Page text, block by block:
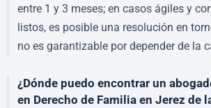
entre 1 y 3 meses; en casos ágiles y
listos, es posible una resolución en
no es garantizable por depender de la
¿Dónde puedo encontrar un
en Derecho de Familia en Jerez de